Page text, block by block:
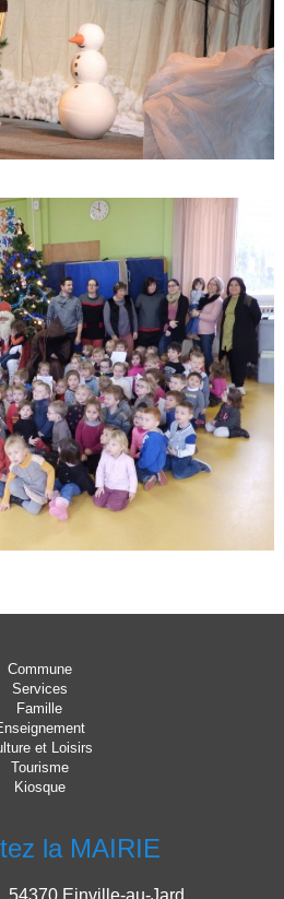
Commune
Services
Famille
et Loisirs
Tourisme
Kiosque
la MAIRIE
54370 Einville-au-Jard